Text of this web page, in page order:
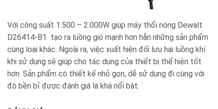
Với công suất 1.500 – 2.000W giúp máy thổi nóng Dewalt
D26414-B1 tạo ra luồng gió mạnh hơn hẳn những sản phẩm
cùng loại khác. Ngoài ra, việc xuất hiện đối lưu hai luồng khí
khi sử dụng sẽ giúp cho tác dụng của thiết bị thể hiện tốt
hơn. Sản phẩm có thiết kế nhỏ gọn, dễ sử dụng đi cùng với
độ bền bỉ được đánh giá là khá nổi bật.